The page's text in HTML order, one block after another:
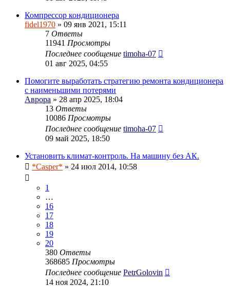
Компрессор кондиционера
fidel1970 » 09 янв 2021, 15:11
7 Ответы
11941 Просмотры
Последнее сообщение timoha-07
01 авг 2025, 04:55
Помогите выработать стратегию ремонта кондиционера
с наименьшими потерями
Аврора » 28 апр 2025, 18:04
13 Ответы
10086 Просмотры
Последнее сообщение timoha-07
09 май 2025, 18:50
Установить климат-контроль. На машину без АК.
*Casper* » 24 июл 2014, 10:58
1
…
16
17
18
19
20
380 Ответы
368685 Просмотры
Последнее сообщение PetrGolovin
14 ноя 2024, 21:10